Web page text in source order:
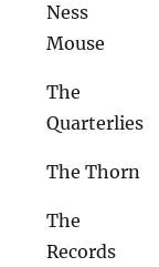
Ness
Mouse
The
Quarterlies
The Thorn
The
Records